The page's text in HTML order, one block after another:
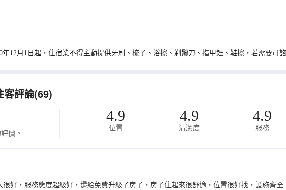
12月1日起，住宿業不得主動提供牙刷、梳子、浴擦、剃鬚刀、指甲銼、鞋擦，若需要可諮
客評論(69)
價。
4.9
位置
4.9
清潔度
4.9
服務
很好，服務態度超級好，還給免費升級了房子，房子住起來很舒適，位置很好找，設施齊全